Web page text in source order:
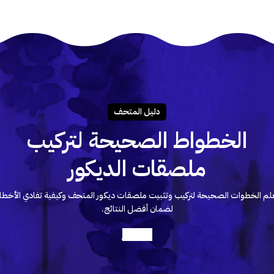
دليـل المتحـف
الخطواط الصحيحة لتركيب
ملصقات الديكور
الخطوات الصحيحة لتركيب وتثبيت ملصقات ديكور المتحف وكيفية تفادي
لضمان أفضل النتائج.